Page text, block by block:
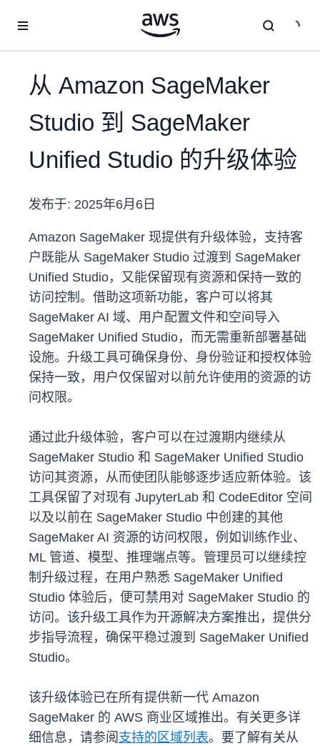
从 Amazon SageMaker
Studio 到 SageMaker
Unified Studio 的升级体验
发布于: 2025年6月6日
Amazon SageMaker 现提供有升级体验，支持客
户既能从 SageMaker Studio 过渡到 SageMaker
Unified Studio，又能保留现有资源和保持一致的
访问控制。借助这项新功能，客户可以将其
SageMaker AI 域、用户配置文件和空间导入
SageMaker Unified Studio，而无需重新部署基础
设施。升级工具可确保身份、身份验证和授权体验
保持一致，用户仅保留对以前允许使用的资源的访
问权限。
通过此升级体验，客户可以在过渡期内继续从
SageMaker Studio 和 SageMaker Unified Studio
访问其资源，从而使团队能够逐步适应新体验。该
工具保留了对现有 JupyterLab 和 CodeEditor 空间
以及以前在 SageMaker Studio 中创建的其他
SageMaker AI 资源的访问权限，例如训练作业、
ML 管道、模型、推理端点等。管理员可以继续控
制升级过程，在用户熟悉 SageMaker Unified
Studio 体验后，便可禁用对 SageMaker Studio 的
访问。该升级工具作为开源解决方案推出，提供分
步指导流程，确保平稳过渡到 SageMaker Unified
Studio。
该升级体验已在所有提供新一代 Amazon
SageMaker 的 AWS 商业区域推出。有关更多详
细信息，请参阅 支持的区域列表。要了解有关从